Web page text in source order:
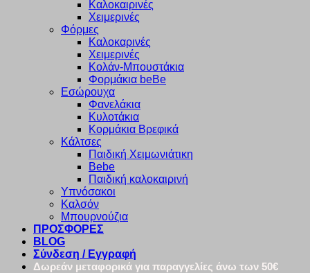
Καλοκαιρινές
Χειμερινές
Φόρμες
Καλοκαρινές
Χειμερινές
Κολάν-Μπουστάκια
Φορμάκια beBe
Εσώρουχα
Φανελάκια
Κυλοτάκια
Κορμάκια Βρεφικά
Κάλτσες
Παιδική Χειμωνιάτικη
Bebe
Παιδική καλοκαιρινή
Υπνόσακοι
Καλσόν
Μπουρνούζια
ΠΡΟΣΦΟΡΕΣ
BLOG
Σύνδεση / Εγγραφή
Δωρεάν μεταφορικά για παραγγελίες άνω των 50€